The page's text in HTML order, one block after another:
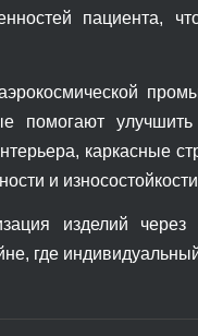
пациента,
помогают
каркасные
и
изделий
где